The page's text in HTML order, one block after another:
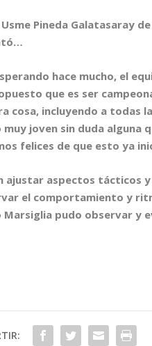
Pineda Galatasaray de
hace mucho, el
que es ser
cosa, incluyendo a todas
joven sin duda alguna
felices de que esto ya
ajustar aspectos tácticos y
el comportamiento y
pudo observar y